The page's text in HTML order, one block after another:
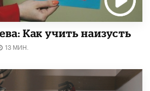
Как учить наизусть
13 МИН.